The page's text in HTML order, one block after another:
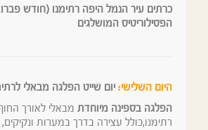
כרתים עיר הנמל היפה רתימנו (חודש
הפסילוריטיס המושלגים
היום השלישי: יום שייט הפלגה מבאלי
הפלגה בספינה מיוחדת מבאלי לאורך החוף
רתימנו,כולל עצירה בדרך במערות